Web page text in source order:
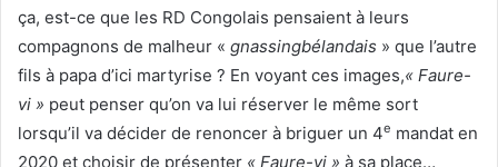
ça, est-ce que les RD Congolais pensaient à leurs
compagnons de malheur « gnassingbélandais » que l’autre
fils à papa d’ici martyrise ? En voyant ces images,« Faure-
vi » peut penser qu’on va lui réserver le même sort
lorsqu’il va décider de renoncer à briguer un 4e mandat en
2020 et choisir de présenter « Faure-vi » à sa place…